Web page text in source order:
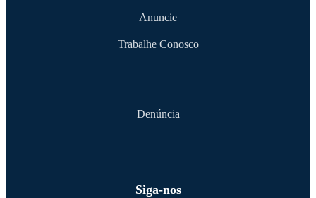
Anuncie
Trabalhe Conosco
Denúncia
Siga-nos